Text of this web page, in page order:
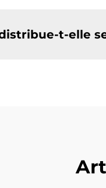
t-elle